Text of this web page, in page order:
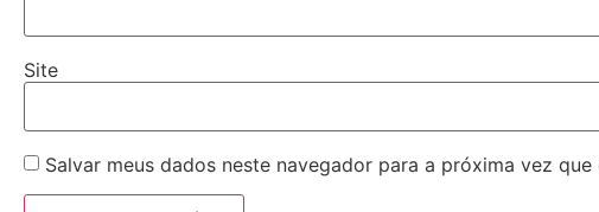
Site
Salvar meus dados neste navegador para a próxima vez que